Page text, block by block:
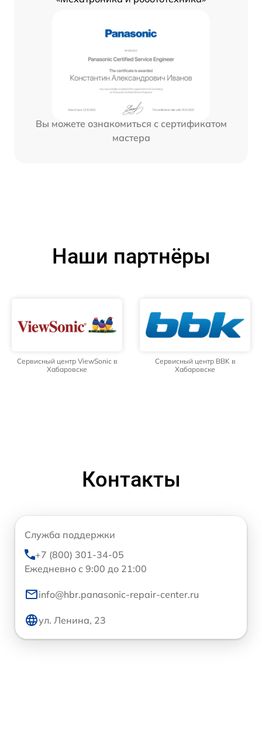
Вы можете ознакомиться с сертификатом
мастера
Наши партнёры
Сервисный центр ViewSonic в
Хабаровске
Сервисный центр BBK в
Хабаровске
Контакты
Служба поддержки
+7 (800) 301-34-05
Ежедневно с 9:00 до 21:00
info@hbr.panasonic-repair-center.ru
ул. Ленина, 23